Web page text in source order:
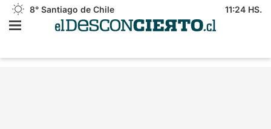
8° Santiago de Chile 11:24 HS.